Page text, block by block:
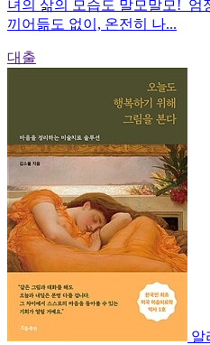
녀의 삶의 모습도 말모말모!_엄
끼어듦도 없이, 온전히 나...
대출
알